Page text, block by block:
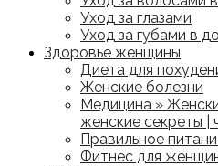
Уход за глазами
Уход за губами в
Здоровье женщины
Диета для
Женские болезни
Медицина »
женские секреты |
Правильное
Фитнес для